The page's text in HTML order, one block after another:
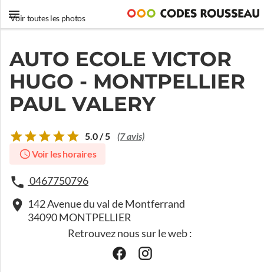
Voir toutes les photos
AUTO ECOLE VICTOR
HUGO - MONTPELLIER
PAUL VALERY
5.0 / 5 (7 avis)
Voir les horaires
0467750796
142 Avenue du val de Montferrand
34090 MONTPELLIER
Retrouvez nous sur le web :